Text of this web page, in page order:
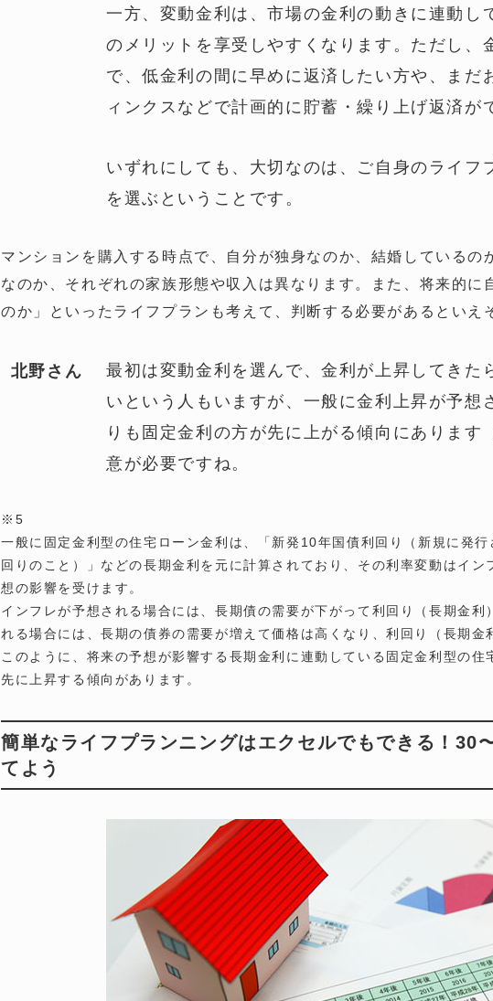
一方、変動金利は、市場の金利の動きに連動し
のメリットを享受しやすくなります。ただし、
で、低金利の間に早めに返済したい方や、まだ
ィンクスなどで計画的に貯蓄・繰り上げ返済が
いずれにしても、大切なのは、ご自身のライフ
を選ぶということです。
マンションを購入する時点で、自分が独身なのか、結婚しているの
なのか、それぞれの家族形態や収入は異なります。また、将来的に
のか」といったライフプランも考えて、判断する必要があるといえ
北野さん
最初は変動金利を選んで、金利が上昇してきた
いという人もいますが、一般に金利上昇が予想
りも固定金利の方が先に上がる傾向にありま
意が必要ですね。
※5
一般に固定金利型の住宅ローン金利は、「新発10年国債利回り（新規に発
回りのこと）」などの長期金利を元に計算されており、その利率変動はイ
想の影響を受けます。
インフレが予想される場合には、長期債の需要が下がって利回り（長期金利
れる場合には、長期の債券の需要が増えて価格は高くなり、利回り（長期金
このように、将来の予想が影響する長期金利に連動している固定金利型の住
先に上昇する傾向があります。
簡単なライフプランニングはエクセルでもできる！30
てよう